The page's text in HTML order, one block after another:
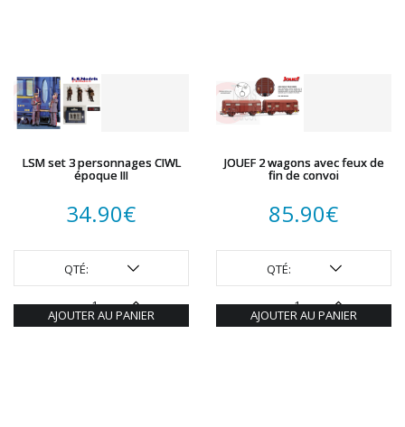
LSM set 3 personnages CIWL
époque III
34.90€
QTÉ:
AJOUTER AU PANIER
JOUEF 2 wagons avec feux de
fin de convoi
85.90€
QTÉ:
AJOUTER AU PANIER